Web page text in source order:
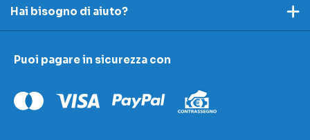
Contatti
Hai bisogno di aiuto?
I nostri contatti
Le nostre sedi
Puoi pagare in sicurezza con